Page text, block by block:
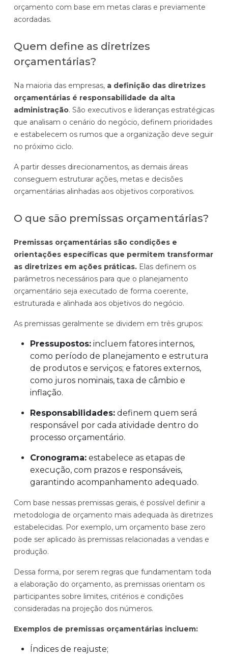
orçamento com base em metas claras e previamente
acordadas.
Quem define as diretrizes
orçamentárias?
Na maioria das empresas, a definição das diretrizes
orçamentárias é responsabilidade da alta
administração. São executivos e lideranças estratégicas
que analisam o cenário do negócio, definem prioridades
e estabelecem os rumos que a organização deve seguir
no próximo ciclo.
A partir desses direcionamentos, as demais áreas
conseguem estruturar ações, metas e decisões
orçamentárias alinhadas aos objetivos corporativos.
O que são premissas orçamentárias?
Premissas orçamentárias são condições e
orientações específicas que permitem transformar
as diretrizes em ações práticas. Elas definem os
parâmetros necessários para que o planejamento
orçamentário seja executado de forma coerente,
estruturada e alinhada aos objetivos do negócio.
As premissas geralmente se dividem em três grupos:
Pressupostos: incluem fatores internos,
como período de planejamento e estrutura
de produtos e serviços; e fatores externos,
como juros nominais, taxa de câmbio e
inflação.
Responsabilidades: definem quem será
responsável por cada atividade dentro do
processo orçamentário.
Cronograma: estabelece as etapas de
execução, com prazos e responsáveis,
garantindo acompanhamento adequado.
Com base nessas premissas gerais, é possível definir a
metodologia de orçamento mais adequada às diretrizes
estabelecidas. Por exemplo, um orçamento base zero
pode ser aplicado às premissas relacionadas a vendas e
produção.
Dessa forma, por serem regras que fundamentam toda
a elaboração do orçamento, as premissas orientam os
participantes sobre limites, critérios e condições
consideradas na projeção dos números.
Exemplos de premissas orçamentárias incluem:
Índices de reajuste;